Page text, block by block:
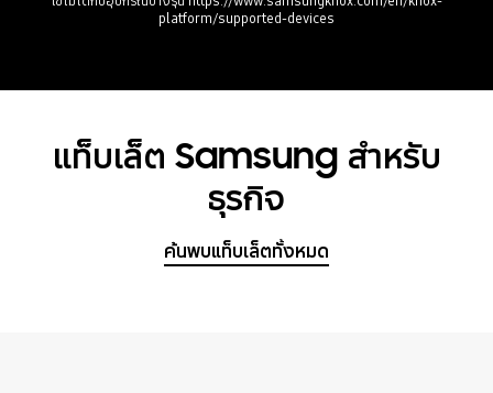
platform/supported-devices
แท็บเล็ต Samsung สำหรับ
ธุรกิจ
ค้นพบแท็บเล็ตทั้งหมด